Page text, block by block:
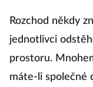
Rozchod někdy
jednotlivci
prostoru.
máte-li společné